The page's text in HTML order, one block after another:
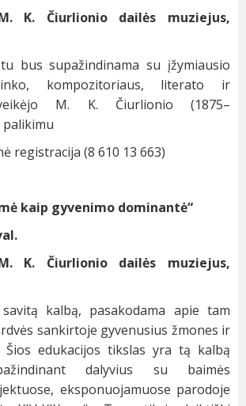
K. Čiurlionio dailės muziejus,
bus supažindinama su įžymiausio
kompozitoriaus, literato ir
M. K. Čiurlionio (1875–
palikimu
registracija (8 610 13 663)
kaip gyvenimo dominantė“
K. Čiurlionio dailės muziejus,
kalbą, pasakodama apie tam
sankirtoje gyvenusius žmones ir
Šios edukacijos tikslas yra tą kalbą
dalyvius su baimės
eksponuojamuose parodoje